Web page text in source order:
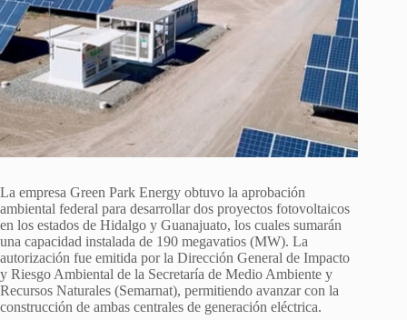
La empresa Green Park Energy obtuvo la aprobación
ambiental federal para desarrollar dos proyectos fotovoltaicos
en los estados de Hidalgo y Guanajuato, los cuales sumarán
una capacidad instalada de 190 megavatios (MW). La
autorización fue emitida por la Dirección General de Impacto
y Riesgo Ambiental de la Secretaría de Medio Ambiente y
Recursos Naturales (Semarnat), permitiendo avanzar con la
construcción de ambas centrales de generación eléctrica.